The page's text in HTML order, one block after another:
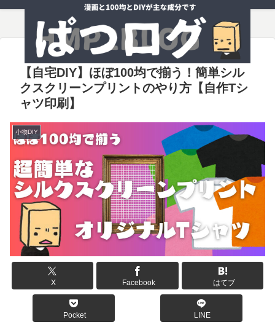
【自宅DIY】ほぼ100均で揃う！簡単シル
クスクリーンプリントのやり方【自作Tシ
ャツ印刷】
小物DIY
X Facebook はてブ
Pocket LINE